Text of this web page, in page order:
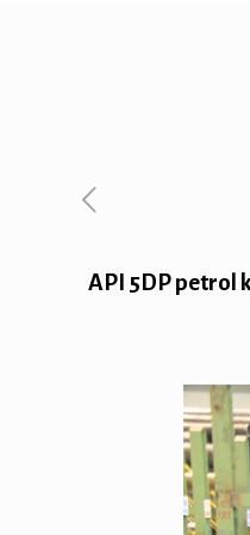
API 5DP petrol